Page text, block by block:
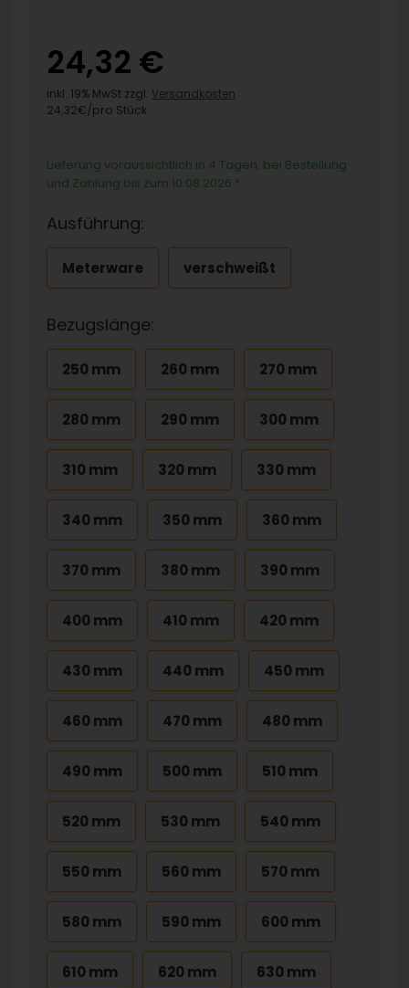
24,32 €
inkl. 19% MwSt zzgl. Versandkosten
24,32€/pro Stück
Lieferung voraussichtlich in 4 Tagen, bei Bestellung
und Zahlung bis zum 10.08.2026 *
Ausführung:
Meterware verschweißt
Bezugslänge:
250 mm 260 mm 270 mm
280 mm 290 mm 300 mm
310 mm 320 mm 330 mm
340 mm 350 mm 360 mm
370 mm 380 mm 390 mm
400 mm 410 mm 420 mm
430 mm 440 mm 450 mm
460 mm 470 mm 480 mm
490 mm 500 mm 510 mm
520 mm 530 mm 540 mm
550 mm 560 mm 570 mm
580 mm 590 mm 600 mm
610 mm 620 mm 630 mm